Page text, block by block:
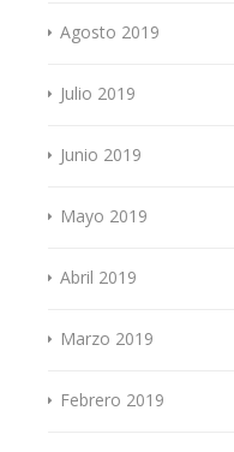
Agosto 2019
Julio 2019
Junio 2019
Mayo 2019
Abril 2019
Marzo 2019
Febrero 2019